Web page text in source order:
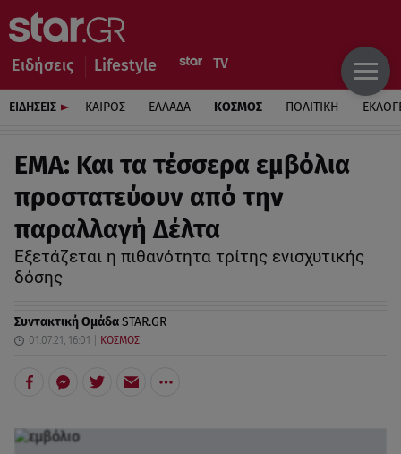
Ειδήσεις Lifestyle
ΕΙΔΗΣΕΙΣ ΚΑΙΡΟΣ ΕΛΛΑΔΑ ΚΟΣΜΟΣ ΠΟΛΙΤΙΚΗ
ΕΜΑ: Και τα τέσσερα εμβόλια
προστατεύουν από την
παραλλαγή Δέλτα
Εξετάζεται η πιθανότητα τρίτης ενισχυτικής
δόσης
Συντακτική ΟμάδαSTAR.GR
01.07.21, 16:01 ΚΟΣΜΟΣ